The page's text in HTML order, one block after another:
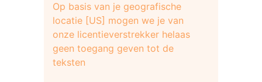
Op basis van je geografische
locatie [US] mogen we je van
onze licentieverstrekker helaas
geen toegang geven tot de
teksten